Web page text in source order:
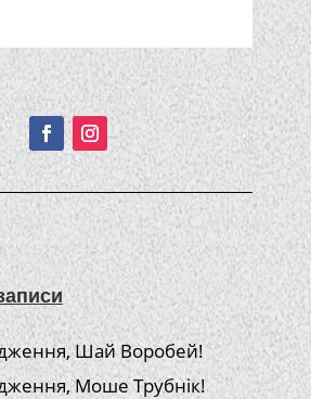
Подписывайтесь!
Шай Воробей!
Моше Трубнік!